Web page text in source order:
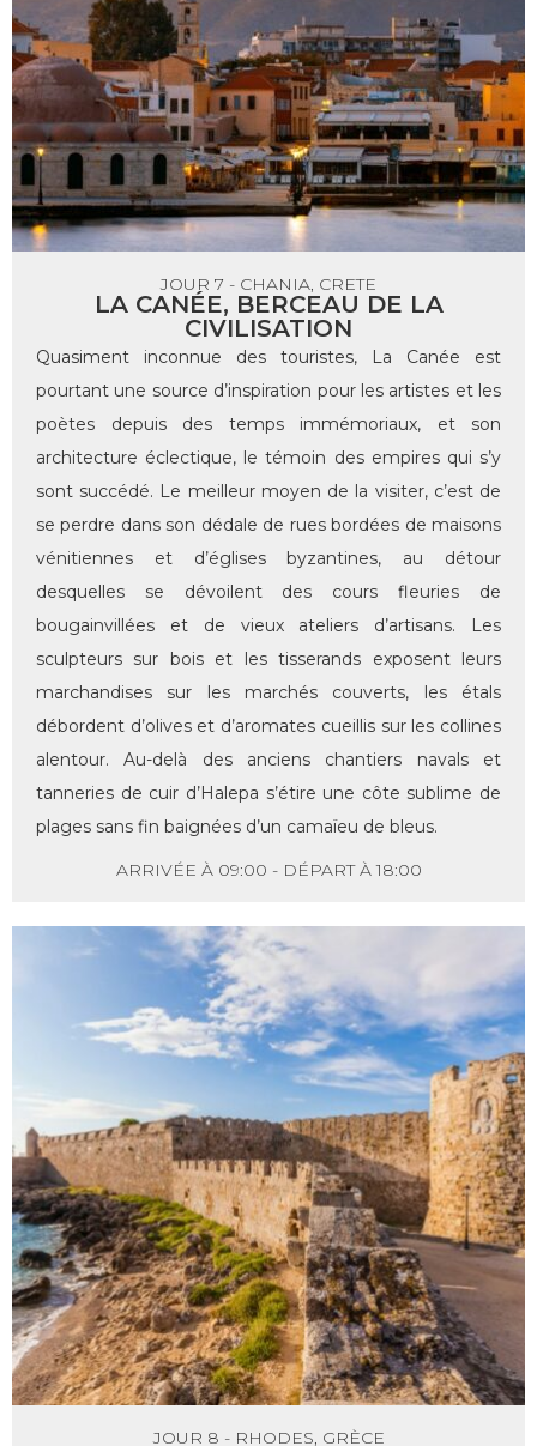
JOUR 7 - CHANIA, CRETE
LA CANÉE, BERCEAU DE LA
CIVILISATION
Quasiment inconnue des touristes, La Canée est
pourtant une source d’inspiration pour les artistes et les
poètes depuis des temps immémoriaux, et son
architecture éclectique, le témoin des empires qui s’y
sont succédé. Le meilleur moyen de la visiter, c’est de
se perdre dans son dédale de rues bordées de maisons
vénitiennes et d’églises byzantines, au détour
desquelles se dévoilent des cours fleuries de
bougainvillées et de vieux ateliers d’artisans. Les
sculpteurs sur bois et les tisserands exposent leurs
marchandises sur les marchés couverts, les étals
débordent d’olives et d’aromates cueillis sur les collines
alentour. Au-delà des anciens chantiers navals et
tanneries de cuir d’Halepa s’étire une côte sublime de
plages sans fin baignées d’un camaïeu de bleus.
ARRIVÉE À 09:00 - DÉPART À 18:00
JOUR 8 - RHODES, GRÈCE